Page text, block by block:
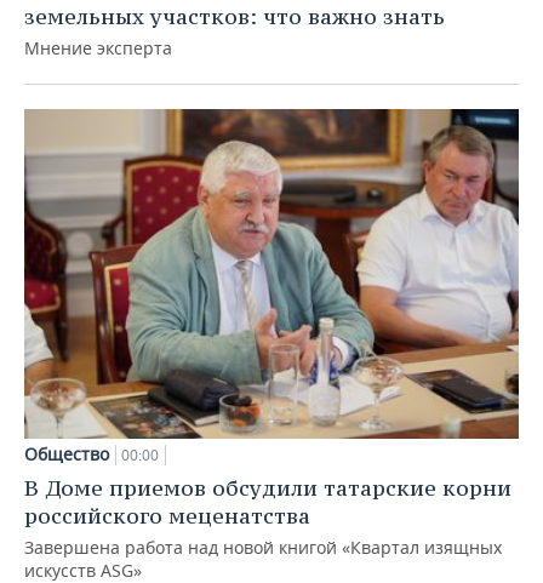
земельных участков: что важно знать
Мнение эксперта
Общество 00:00
В Доме приемов обсудили татарские корни
российского меценатства
Завершена работа над новой книгой «Квартал изящных
искусств ASG»